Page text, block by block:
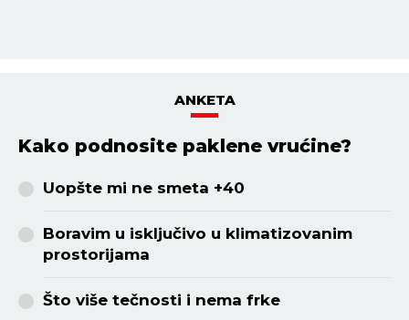
ANKETA
Kako podnosite paklene vrućine?
Uopšte mi ne smeta +40
Boravim u isključivo u klimatizovanim
prostorijama
Što više tečnosti i nema frke